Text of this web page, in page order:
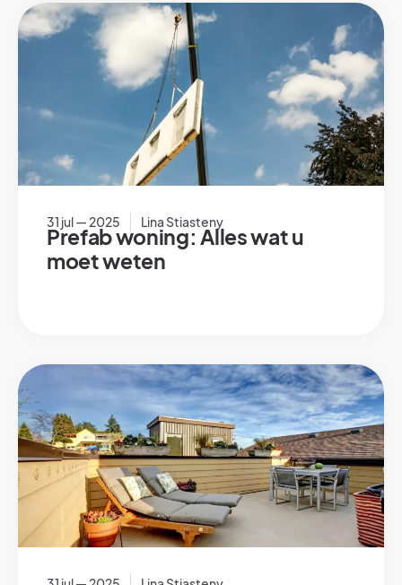
31 jul — 2025 Lina Stiasteny
Prefab woning: Alles wat u
moet weten